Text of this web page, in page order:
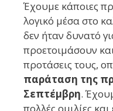
Έχουμε κάποιες
λογικό μέσα στο
δεν ήταν δυνατό
προετοιμάσουν
προτάσεις τους,
παράταση της
Σεπτέμβρη.